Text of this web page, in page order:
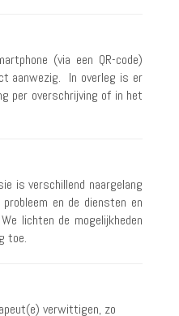
(via een QR-code)
aanwezig. In overleg is er
per overschrijving of in het
is verschillend naargelang
en de diensten en
lichten de mogelijkheden
toe.
verwittigen, zo